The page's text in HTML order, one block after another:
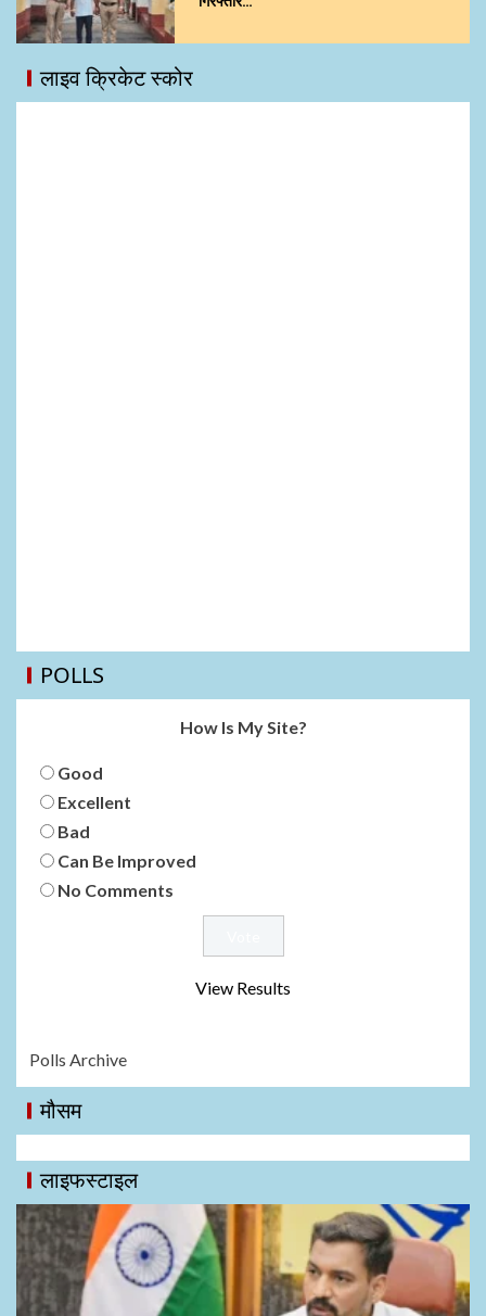
लाइव क्रिकेट स्कोर
POLLS
How Is My Site?
Good
Excellent
Bad
Can Be Improved
No Comments
View Results
Polls Archive
मौसम
लाइफस्टाइल